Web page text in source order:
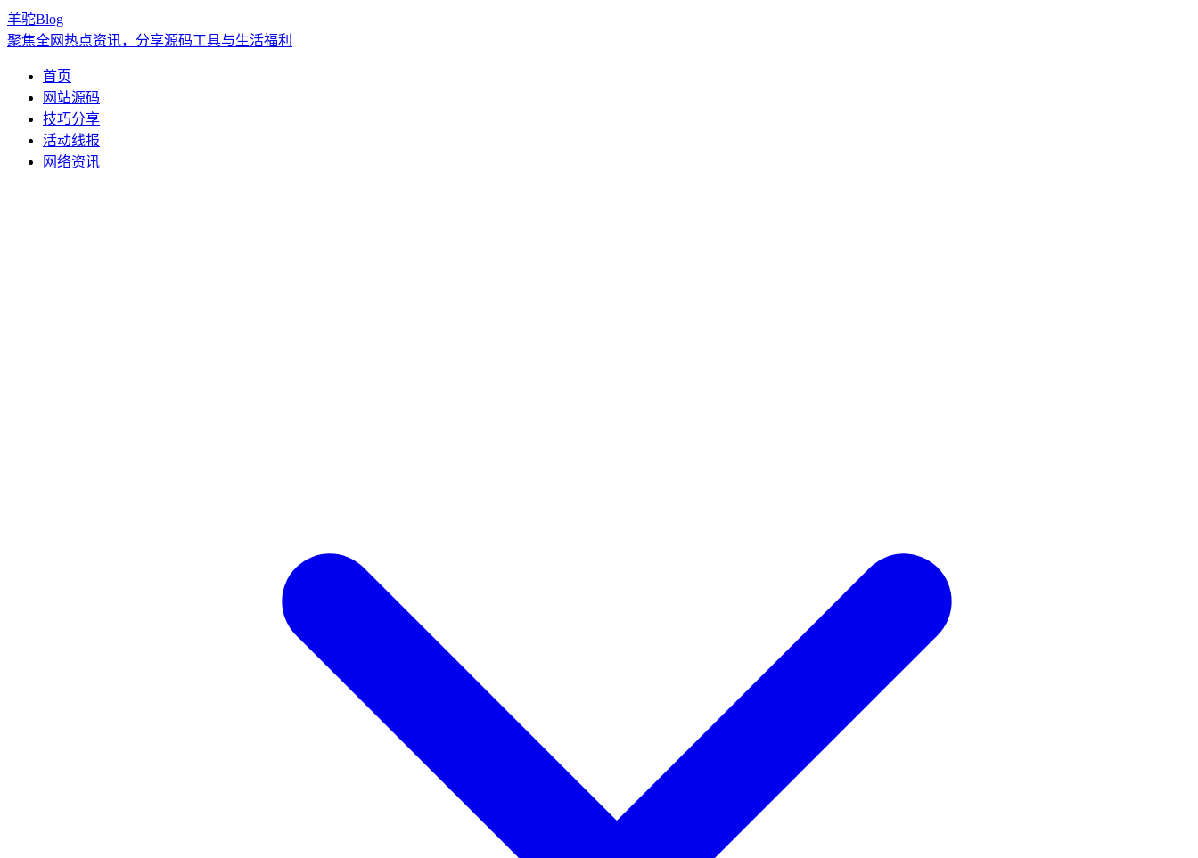
羊驼Blog
聚焦全网热点资讯，分享源码工具与生活福利
首页
网站源码
技巧分享
活动线报
网络资讯